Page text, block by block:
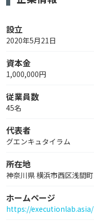
設立
2020年5月21日
資本金
1,000,000円
従業員数
45名
代表者
グエンキュタイラム
所在地
神奈川県 横浜市西区浅間
ホームページ
https://executionlab.asia/